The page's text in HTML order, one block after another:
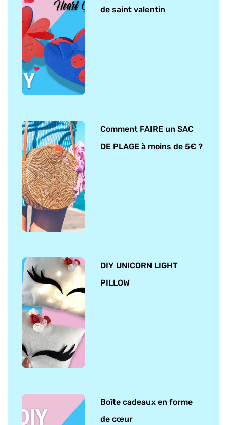
de saint valentin
Comment FAIRE un SAC
DE PLAGE à moins de 5€ ?
DIY UNICORN LIGHT
PILLOW
Boîte cadeaux en forme
de cœur